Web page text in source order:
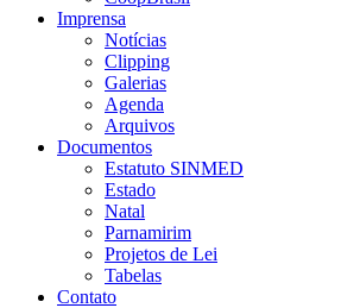
Imprensa
Notícias
Clipping
Galerias
Agenda
Arquivos
Documentos
Estatuto SINMED
Estado
Natal
Parnamirim
Projetos de Lei
Tabelas
Contato